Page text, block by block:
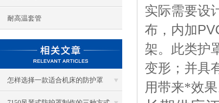
耐高温套管
怎样选择一款适合机床的防护罩
实际需要设
布，内加
架。此类护
变形；并具
用带来*效